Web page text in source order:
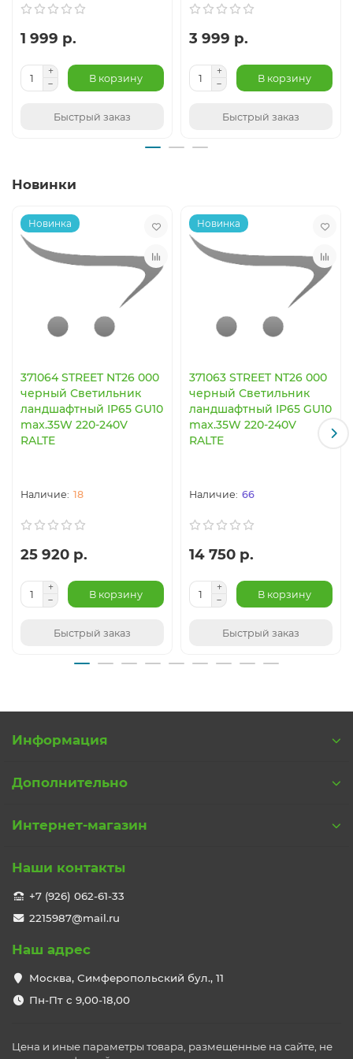
1 999 р.
В корзину
Быстрый заказ
3 999 р.
В корзину
Быстрый заказ
Новинки
Новинка
371064 STREET NT26 000
черный Светильник
ландшафтный IP65 GU10
max.35W 220-240V
RALTE
18
25 920 р.
В корзину
Быстрый заказ
Новинка
371063 STREET NT26 000
черный Светильник
ландшафтный IP65 GU10
max.35W 220-240V
RALTE
66
14 750 р.
В корзину
Быстрый заказ
Информация
Дополнительно
Интернет-магазин
Наши контакты
+7 (926) 062-61-33
2215987@mail.ru
Наш адрес
Москва, Симферопольский бул., 11
Пн-Пт с 9,00-18,00
Цена и иные параметры товара, размещенные на сайте, не